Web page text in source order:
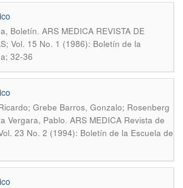
Boletín. ARS MEDICA REVISTA DE
Vol. 15 No. 1 (1986): Boletín de la
32-36
Grebe Barros, Gonzalo; Rosenberg
Vergara, Pablo. ARS MEDICA Revista de
23 No. 2 (1994): Boletín de la Escuela de